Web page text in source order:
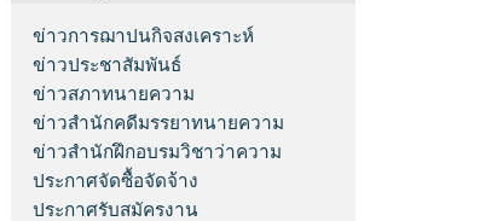
ข่าวการฌาปนกิจสงเคราะห์
ข่าวประชาสัมพันธ์
ข่าวสภาทนายความ
ข่าวสำนักคดีมรรยาทนายความ
ข่าวสำนักฝึกอบรมวิชาว่าความ
ประกาศจัดซื้อจัดจ้าง
ประกาศรับสมัครงาน